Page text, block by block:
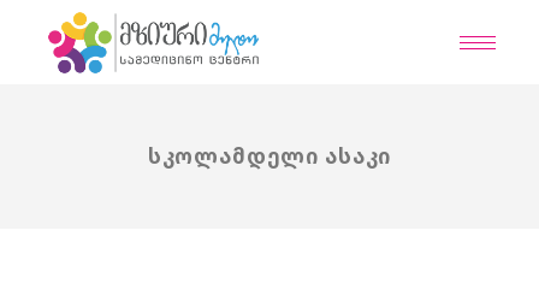
content
ᲡᲙᲝᲚᲐᲛᲓᲔᲚᲘ ᲐᲡᲐᲙᲘ